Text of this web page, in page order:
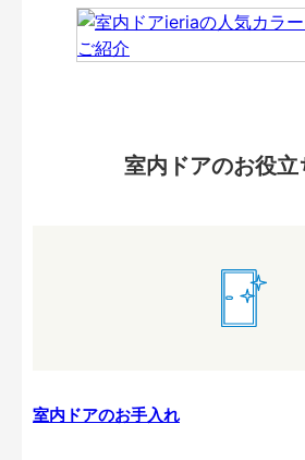
室内ドアのお役立
室内ドアのお手入れ